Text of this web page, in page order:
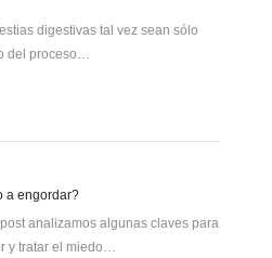
digestivas tal vez sean sólo
del proceso…
a engordar?
analizamos algunas claves para
y tratar el miedo…